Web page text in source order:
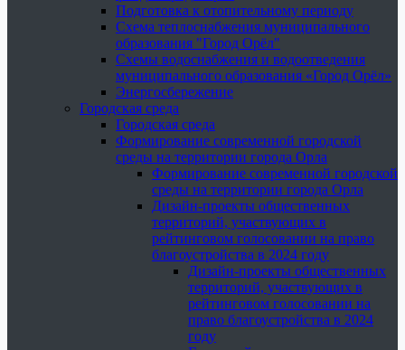
Подготовка к отопительному периоду
Схема теплоснабжения муниципального
образования "Город Орёл"
Схемы водоснабжения и водоотведения
муниципального образования «Город Орёл»
Энергосбережение
Городская среда
Городская среда
Формирование современной городской
среды на территории города Орла
Формирование современной городской
среды на территории города Орла
Дизайн-проекты общественных
территорий, участвующих в
рейтинговом голосовании на право
благоустройства в 2024 году
Дизайн-проекты общественных
территорий, участвующих в
рейтинговом голосовании на
право благоустройства в 2024
году